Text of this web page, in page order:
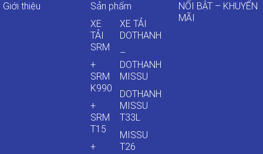
Giới thiệu
Sản phẩm
XE
TẢI
SRM
+
SRM
K990
+
SRM
T15
+
XE TẢI
DOTHANH
–
DOTHANH
MISSU
DOTHANH
MISSU
T33L
MISSU
T26
NỔI BẬT – KHUYẾN
MÃI